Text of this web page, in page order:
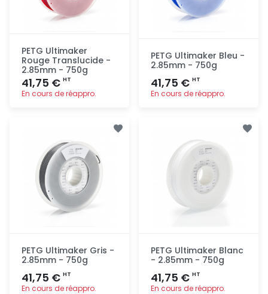
PETG Ultimaker
Rouge Translucide -
2.85mm - 750g
41,75 € HT
En cours de réappro.
PETG Ultimaker Bleu -
2.85mm - 750g
41,75 € HT
En cours de réappro.
PETG Ultimaker Gris -
2.85mm - 750g
41,75 € HT
En cours de réappro.
PETG Ultimaker Blanc
- 2.85mm - 750g
41,75 € HT
En cours de réappro.